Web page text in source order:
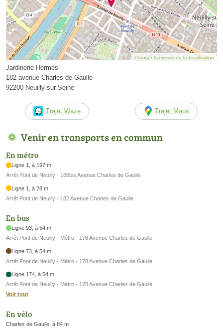
Corriger l’adresse ou la localisation
Jardinerie Hermès
182 avenue Charles de Gaulle
92200 Neuilly-sur-Seine
Trajet Waze Trajet Maps
Venir en transports en commun
En métro
Ligne 1, à 197 m
Arrêt Pont de Neuilly - 166bis Avenue Charles de Gaulle
Ligne 1, à 28 m
Arrêt Pont de Neuilly - 182 Avenue Charles de Gaulle
En bus
Ligne 93, à 54 m
Arrêt Pont de Neuilly - Métro - 178 Avenue Charles de Gaulle
Ligne 73, à 54 m
Arrêt Pont de Neuilly - Métro - 178 Avenue Charles de Gaulle
Ligne 174, à 54 m
Arrêt Pont de Neuilly - Métro - 178 Avenue Charles de Gaulle
Voir tout
En vélo
Charles de Gaulle, à 84 m